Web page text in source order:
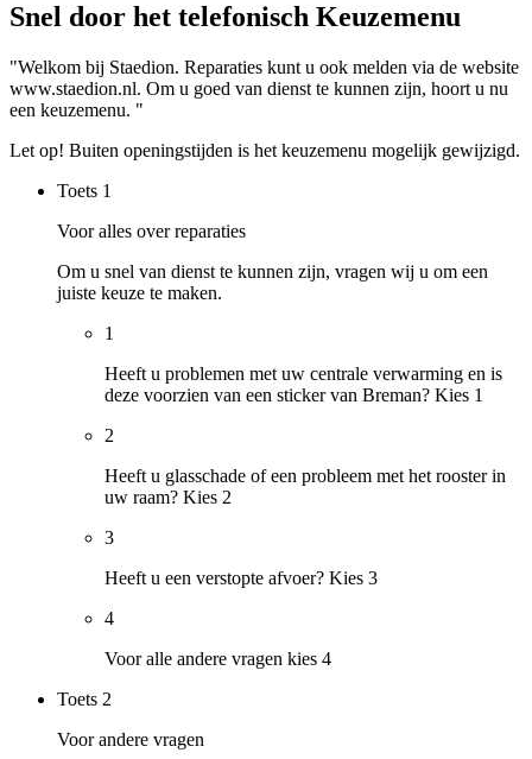
Snel door het telefonisch Keuzemenu
"Welkom bij Staedion. Reparaties kunt u ook melden via de website
www.staedion.nl. Om u goed van dienst te kunnen zijn, hoort u nu
een keuzemenu. "
Let op! Buiten openingstijden is het keuzemenu mogelijk gewijzigd.
Toets 1
Voor alles over reparaties
Om u snel van dienst te kunnen zijn, vragen wij u om een
juiste keuze te maken.
1
Heeft u problemen met uw centrale verwarming en is
deze voorzien van een sticker van Breman? Kies 1
2
Heeft u glasschade of een probleem met het rooster in
uw raam? Kies 2
3
Heeft u een verstopte afvoer? Kies 3
4
Voor alle andere vragen kies 4
Toets 2
Voor andere vragen